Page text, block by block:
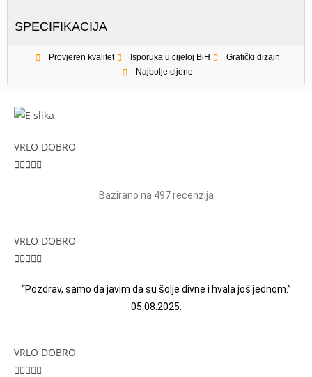
SPECIFIKACIJA
Provjeren kvalitet Isporuka u cijeloj BiH
Grafički dizajn
Najbolje cijene
VRLO DOBRO

Bazirano na 497 recenzija
VRLO DOBRO

“Pozdrav, samo da javim da su šolje divne i hvala još jednom.”
05.08.2025.
VRLO DOBRO
